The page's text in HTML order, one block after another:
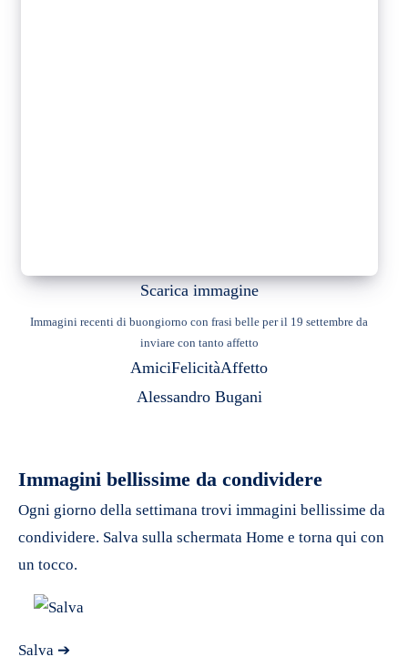
Scarica immagine
Immagini recenti di buongiorno con frasi belle per il 19 settembre da
inviare con tanto affetto
AmiciFelicitàAffetto
Alessandro Bugani
Immagini bellissime da condividere
Ogni giorno della settimana trovi immagini bellissime da
condividere. Salva sulla schermata Home e torna qui con
un tocco.
Salva ➔